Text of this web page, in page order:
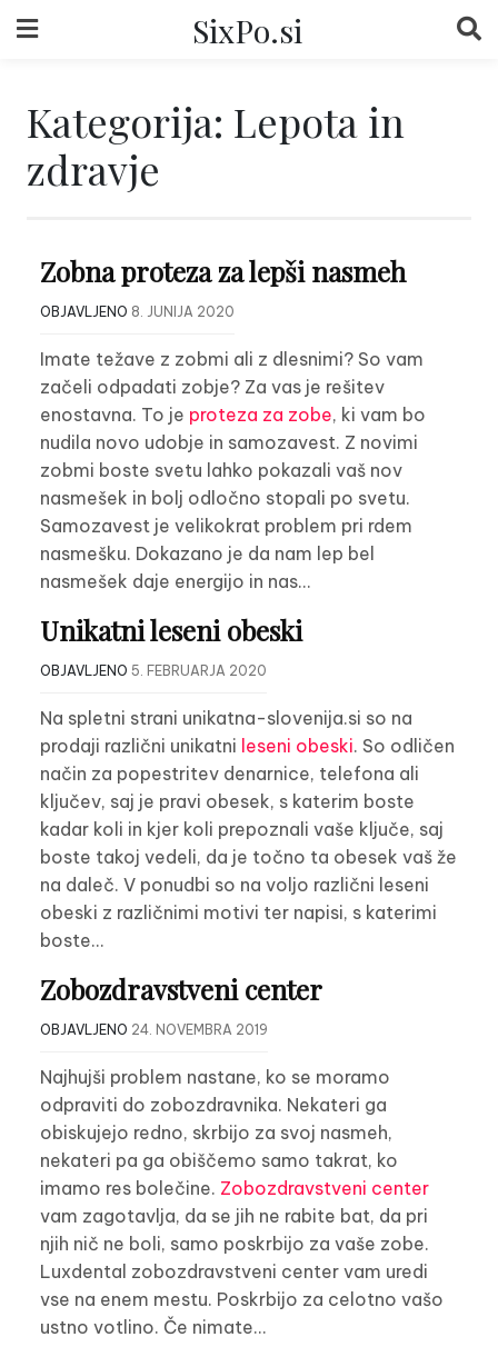
to
SixPo.si
Kategorija: Lepota in
zdravje
Zobna proteza za lepši nasmeh
OBJAVLJENO 8. JUNIJA 2020
Imate težave z zobmi ali z dlesnimi? So vam
začeli odpadati zobje? Za vas je rešitev
enostavna. To je proteza za zobe, ki vam bo
nudila novo udobje in samozavest. Z novimi
zobmi boste svetu lahko pokazali vaš nov
nasmešek in bolj odločno stopali po svetu.
Samozavest je velikokrat problem pri rdem
nasmešku. Dokazano je da nam lep bel
nasmešek daje energijo in nas…
Unikatni leseni obeski
OBJAVLJENO 5. FEBRUARJA 2020
Na spletni strani unikatna-slovenija.si so na
prodaji različni unikatni leseni obeski. So odličen
način za popestritev denarnice, telefona ali
ključev, saj je pravi obesek, s katerim boste
kadar koli in kjer koli prepoznali vaše ključe, saj
boste takoj vedeli, da je točno ta obesek vaš že
na daleč. V ponudbi so na voljo različni leseni
obeski z različnimi motivi ter napisi, s katerimi
boste…
Zobozdravstveni center
OBJAVLJENO 24. NOVEMBRA 2019
Najhujši problem nastane, ko se moramo
odpraviti do zobozdravnika. Nekateri ga
obiskujejo redno, skrbijo za svoj nasmeh,
nekateri pa ga obiščemo samo takrat, ko
imamo res bolečine. Zobozdravstveni center
vam zagotavlja, da se jih ne rabite bat, da pri
njih nič ne boli, samo poskrbijo za vaše zobe.
Luxdental zobozdravstveni center vam uredi
vse na enem mestu. Poskrbijo za celotno vašo
ustno votlino. Če nimate…